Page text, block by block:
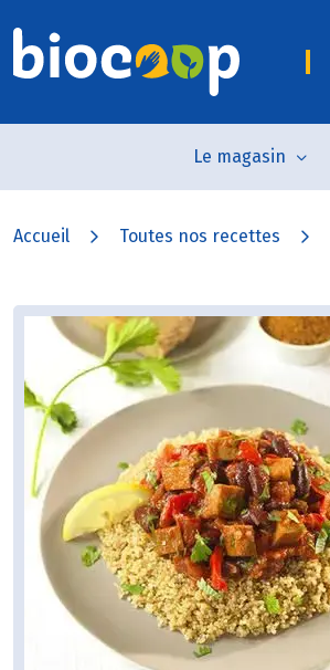
Le magasin
Accueil Toutes nos recettes